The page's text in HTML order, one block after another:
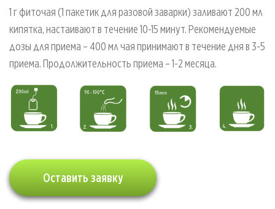
1 г фиточая (1 пакетик для разовой заварки) заливают 200 мл
кипятка, настаивают в течение 10-15 минут. Рекомендуемые
дозы для приема – 400 мл чая принимают в течение дня в 3-5
приема. Продолжительность приема – 1-2 месяца.
Оставить заявку